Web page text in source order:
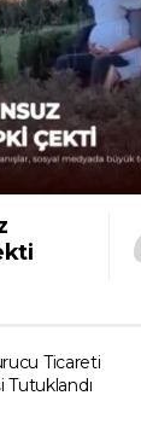
Ticareti
Tutuklandı